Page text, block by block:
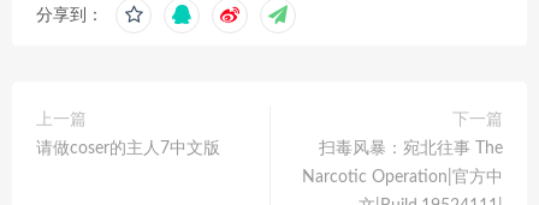
分享到：
上一篇
请做coser的主人7中文版
下一篇
扫毒风暴：宛北往事 The
Narcotic Operation|官方中